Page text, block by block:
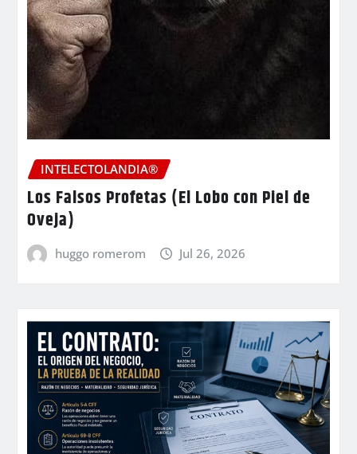
INTELECTOLANDIA®
Los Falsos Profetas (El Lobo con Piel de
Oveja)
huggo romerom Jul 26, 2026